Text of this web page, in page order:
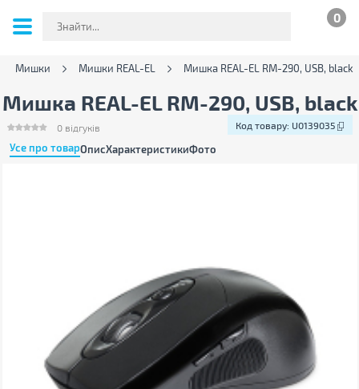
0
Мишки Мишки REAL-EL Мишка REAL-EL RM-290, USB, black
Мишка REAL-EL RM-290, USB, black
Усе про товарОписХарактеристикиФото
0відгуків Код товару: U0139035